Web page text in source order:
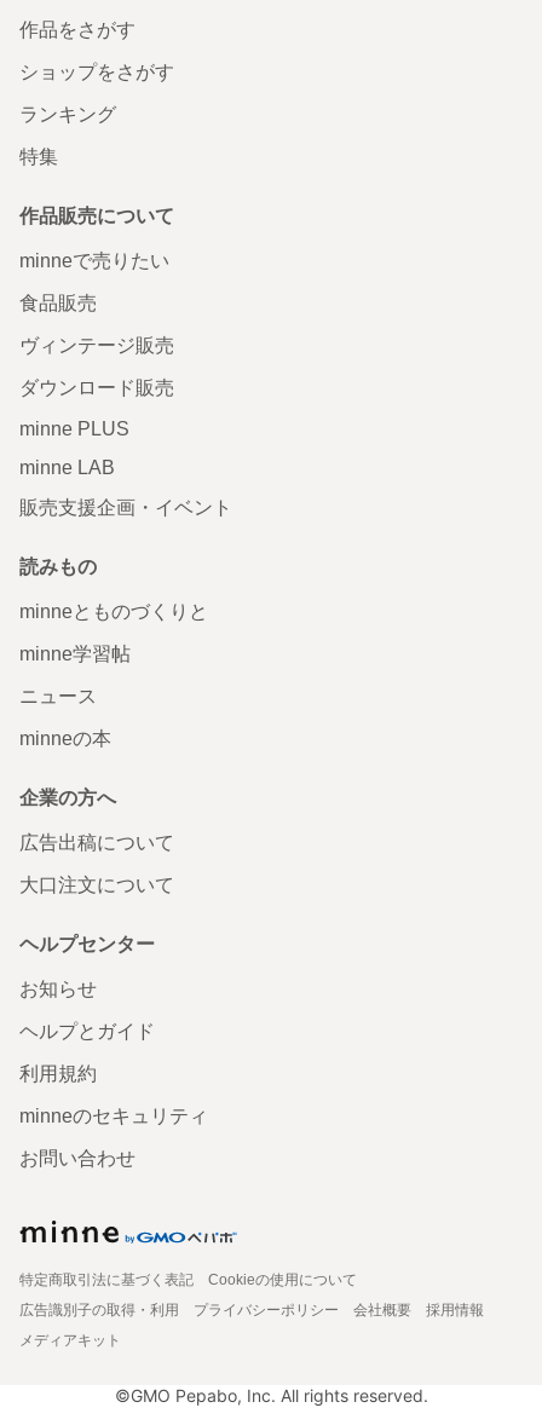
作品をさがす
ショップをさがす
ランキング
特集
作品販売について
minneで売りたい
食品販売
ヴィンテージ販売
ダウンロード販売
minne PLUS
minne LAB
販売支援企画・イベント
読みもの
minneとものづくりと
minne学習帖
ニュース
minneの本
企業の方へ
広告出稿について
大口注文について
ヘルプセンター
お知らせ
ヘルプとガイド
利用規約
minneのセキュリティ
お問い合わせ
特定商取引法に基づく表記
Cookieの使用について
広告識別子の取得・利用
プライバシーポリシー 会社概要
採用情報
メディアキット
©GMO Pepabo, Inc. All rights reserved.